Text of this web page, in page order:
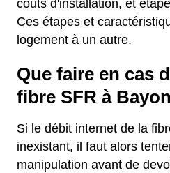
coûts d'installation, et
Ces étapes et
logement à un autre.
Que faire en cas
fibre SFR à
Si le débit internet de la
inexistant, il faut alors
manipulation avant de